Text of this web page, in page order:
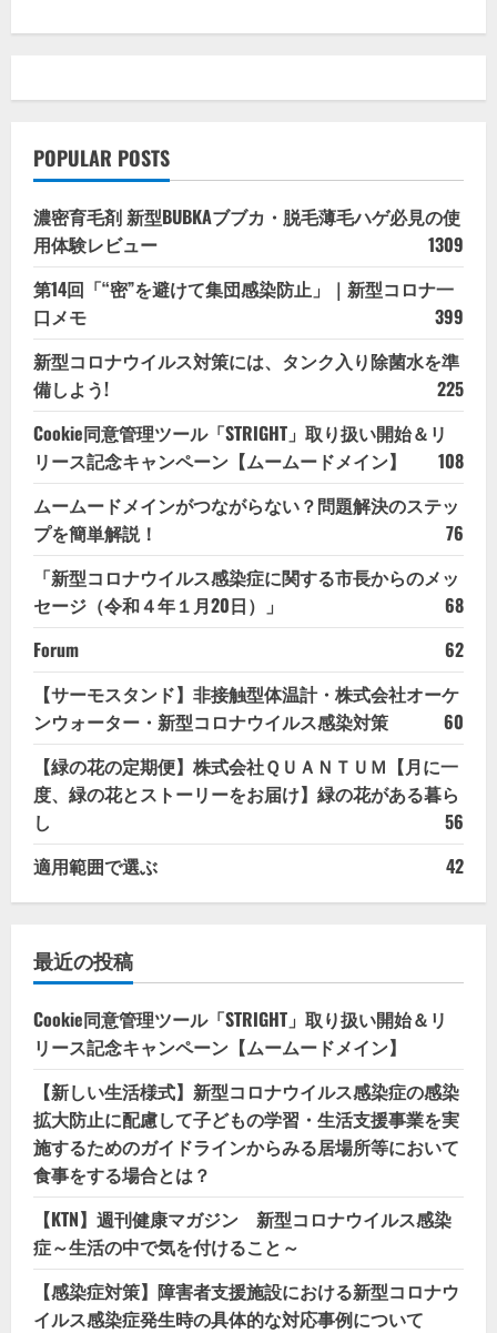
POPULAR POSTS
濃密育毛剤 新型BUBKAブブカ・脱毛薄毛ハゲ必見の使
用体験レビュー
1309
第14回「“密”を避けて集団感染防止」｜新型コロナ一
口メモ
399
新型コロナウイルス対策には、タンク入り除菌水を準
備しよう!
225
Cookie同意管理ツール「STRIGHT」取り扱い開始＆リ
リース記念キャンペーン【ムームードメイン】
108
ムームードメインがつながらない？問題解決のステッ
プを簡単解説！
76
「新型コロナウイルス感染症に関する市長からのメッ
セージ（令和４年１月20日）」
68
Forum
62
【サーモスタンド】非接触型体温計・株式会社オーケ
ンウォーター・新型コロナウイルス感染対策
60
【緑の花の定期便】株式会社ＱＵＡＮＴＵＭ【月に一
度、緑の花とストーリーをお届け】緑の花がある暮ら
し
56
適用範囲で選ぶ
42
最近の投稿
Cookie同意管理ツール「STRIGHT」取り扱い開始＆リ
リース記念キャンペーン【ムームードメイン】
【新しい生活様式】新型コロナウイルス感染症の感染
拡大防止に配慮して子どもの学習・生活支援事業を実
施するためのガイドラインからみる居場所等において
食事をする場合とは？
【KTN】週刊健康マガジン 新型コロナウイルス感染
症～生活の中で気を付けること～
【感染症対策】障害者支援施設における新型コロナウ
イルス感染症発生時の具体的な対応事例について